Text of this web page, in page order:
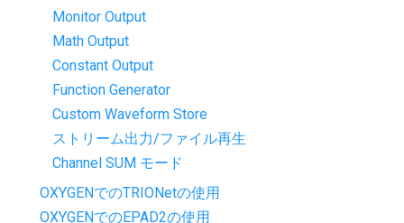
Monitor Output
Math Output
Constant Output
Function Generator
Custom Waveform Store
ストリーム出力/ファイル再生
Channel SUM モード
OXYGENでのTRIONetの使用
OXYGENでのEPAD2の使用